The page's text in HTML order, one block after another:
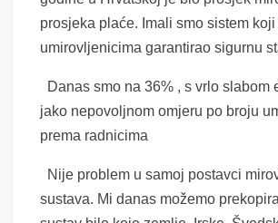
prosjeka plaće. Imali smo sistem
umirovljenicima garantirao sigurnu
Danas smo na 36% , s vrlo slabom
jako nepovoljnom omjeru po broju
prema radnicima
Nije problem u samoj postavci
sustava. Mi danas možemo